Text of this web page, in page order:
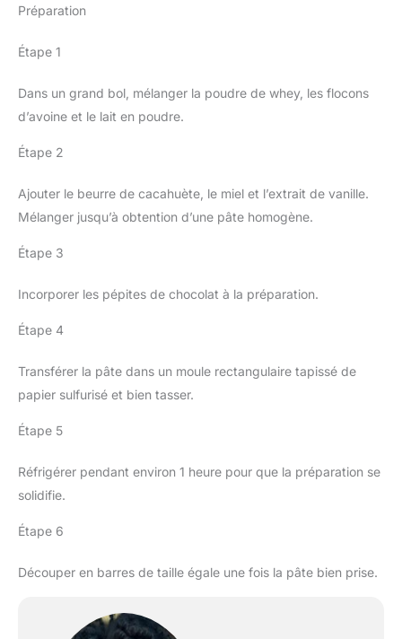
Préparation
Étape 1
Dans un grand bol, mélanger la poudre de whey, les flocons
d’avoine et le lait en poudre.
Étape 2
Ajouter le beurre de cacahuète, le miel et l’extrait de vanille.
Mélanger jusqu’à obtention d’une pâte homogène.
Étape 3
Incorporer les pépites de chocolat à la préparation.
Étape 4
Transférer la pâte dans un moule rectangulaire tapissé de
papier sulfurisé et bien tasser.
Étape 5
Réfrigérer pendant environ 1 heure pour que la préparation se
solidifie.
Étape 6
Découper en barres de taille égale une fois la pâte bien prise.